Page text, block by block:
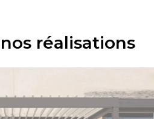
réalisations